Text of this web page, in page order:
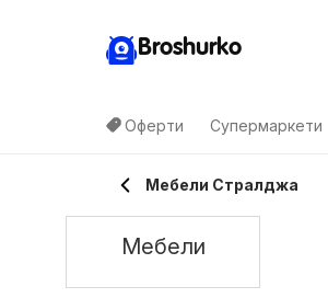
Broshurko
Оферти Супермаркети
Мебели Стралджа
Мебели